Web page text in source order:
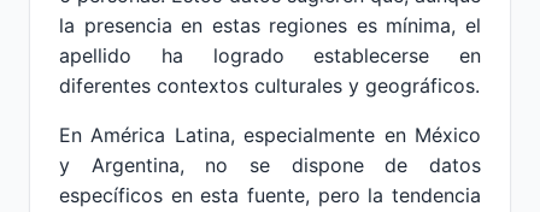
la presencia en estas regiones es mínima, el
apellido ha logrado establecerse en
diferentes contextos culturales y geográficos.
En América Latina, especialmente en México
y Argentina, no se dispone de datos
específicos en esta fuente, pero la tendencia